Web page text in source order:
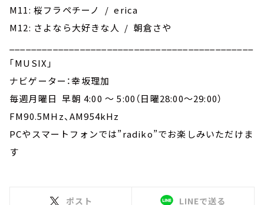
M11: 桜フラペチーノ / erica
M12: さよなら大好きな人 / 朝倉さや
｢MUSIX｣
ナビゲーター：幸坂理加
毎週月曜日 早朝 4:00 ～ 5:00（日曜28:00～29:00）
FM90.5MHz、AM954kHz
PCやスマートフォンでは”radiko”でお楽しみいただけま
す
ポスト LINEで送る